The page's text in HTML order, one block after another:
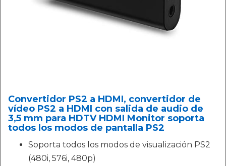
Convertidor PS2 a HDMI, convertidor de
vídeo PS2 a HDMI con salida de audio de
3,5 mm para HDTV HDMI Monitor soporta
todos los modos de pantalla PS2
Soporta todos los modos de visualización PS2
(480i, 576i, 480p)